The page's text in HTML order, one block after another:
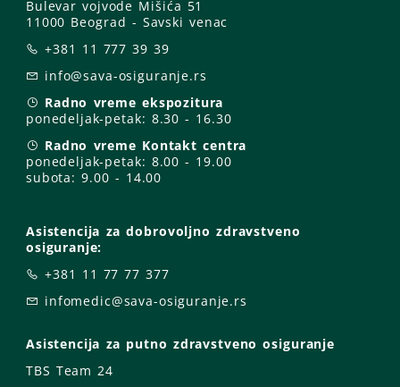
Bulevar vojvode Mišića 51
11000 Beograd - Savski venac
+381 11 777 39 39
info@sava-osiguranje.rs
Radno vreme ekspozitura
ponedeljak-petak: 8.30 - 16.30
Radno vreme Kontakt centra
ponedeljak-petak: 8.00 - 19.00
subota: 9.00 - 14.00
Asistencija za dobrovoljno zdravstveno
osiguranje:
+381 11 77 77 377
infomedic@sava-osiguranje.rs
Asistencija za putno zdravstveno osiguranje
TBS Team 24